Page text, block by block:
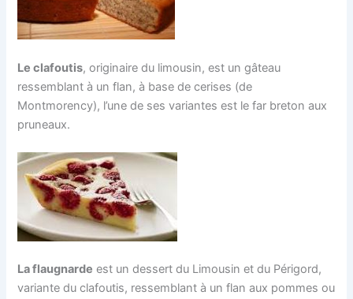
Le clafoutis, originaire du limousin, est un gâteau
ressemblant à un flan, à base de cerises (de
Montmorency), l’une de ses variantes est le far breton aux
pruneaux.
La flaugnarde est un dessert du Limousin et du Périgord,
variante du clafoutis, ressemblant à un flan aux pommes ou